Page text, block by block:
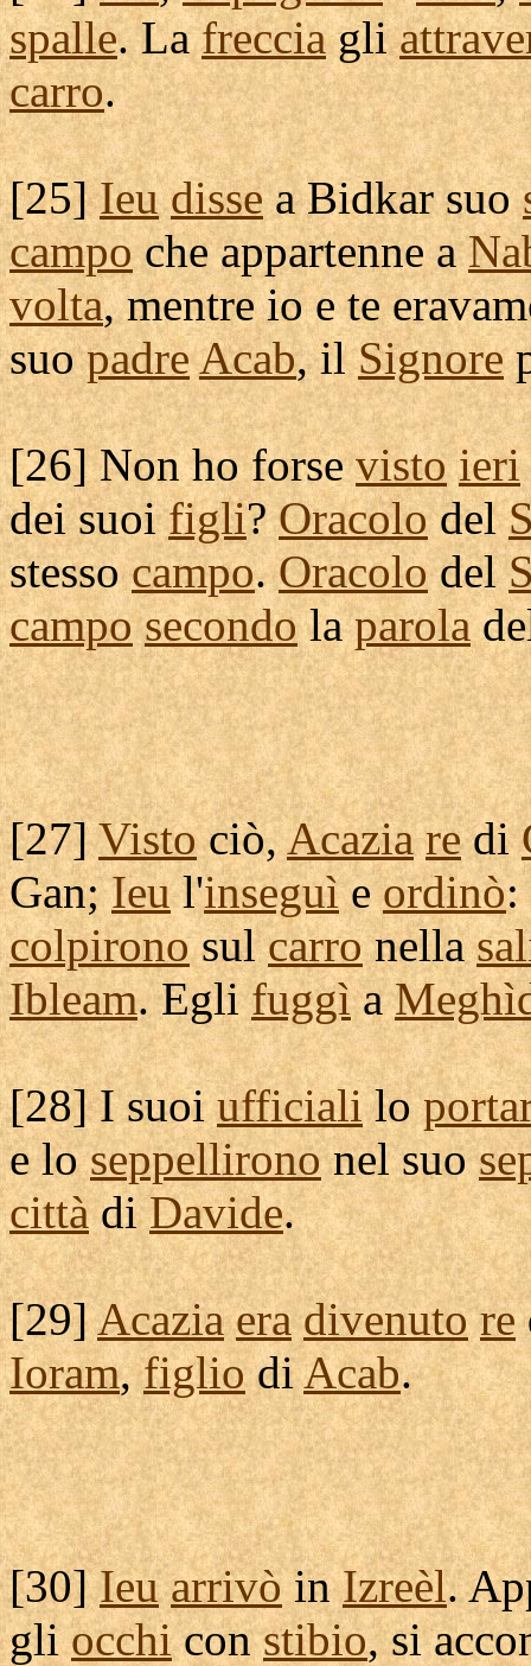
spalle. Lafrecciagli
carro.
[25]Ieu disseaBidkarsuo
campocheappartennea
volta, mentre io e te
suopadreAcab, ilSignore
[26] Non ho forsevisto ieri
dei suoifigli?Oracolodel
stessocampo.Oracolodel
campo secondolaparola
[27]Vistociò,Acazia redi
Gan;Ieul'inseguìeordinò:
colpironosulcarronella
Ibleam. Eglifuggìa
[28] I suoiufficialilo
e loseppellirononel suo
cittàdiDavide.
[29]Acazia era divenuto re
Ioram,figliodiAcab.
[30]Ieu arrivòinIzreèl.
gliocchiconstibio, si